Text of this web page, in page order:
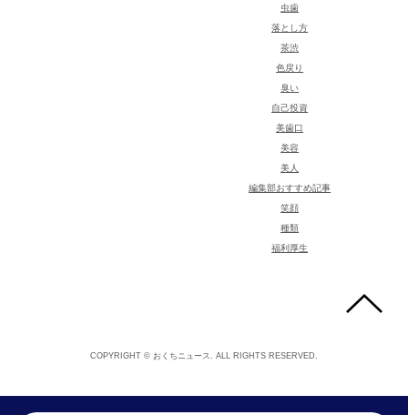
虫歯
落とし方
茶渋
色戻り
臭い
自己投資
美歯口
美容
美人
編集部おすすめ記事
笑顔
種類
福利厚生
COPYRIGHT © おくちニュース. ALL RIGHTS RESERVED.